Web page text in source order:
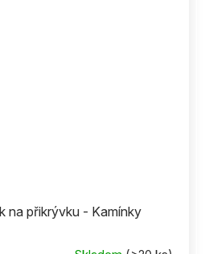
na přikrývku - Kamínky